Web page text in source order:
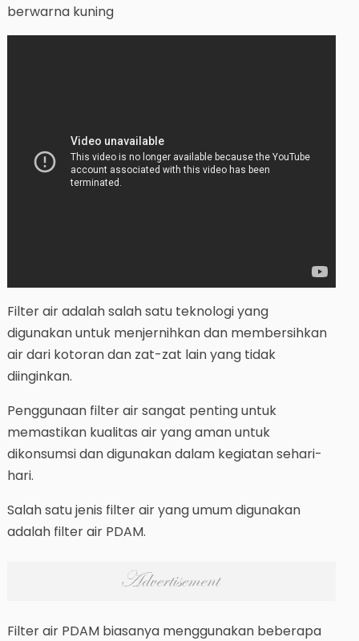
berwarna kuning
Filter air adalah salah satu teknologi yang
digunakan untuk menjernihkan dan membersihkan
air dari kotoran dan zat-zat lain yang tidak
diinginkan.
Penggunaan filter air sangat penting untuk
memastikan kualitas air yang aman untuk
dikonsumsi dan digunakan dalam kegiatan sehari-
hari.
Salah satu jenis filter air yang umum digunakan
adalah filter air PDAM.
Filter air PDAM biasanya menggunakan beberapa